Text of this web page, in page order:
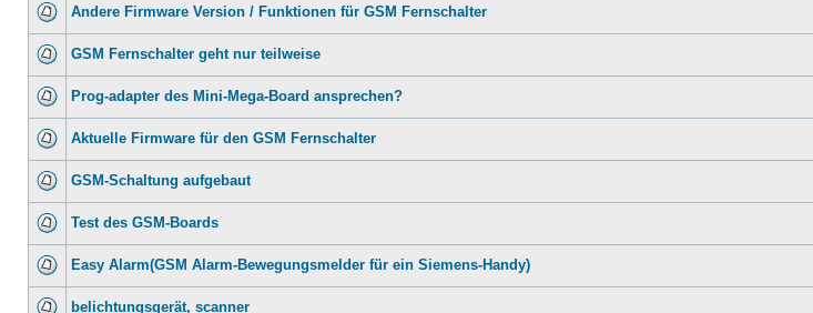
Andere Firmware Version / Funktionen für GSM Fernschalter
GSM Fernschalter geht nur teilweise
Prog-adapter des Mini-Mega-Board ansprechen?
Aktuelle Firmware für den GSM Fernschalter
GSM-Schaltung aufgebaut
Test des GSM-Boards
Easy Alarm(GSM Alarm-Bewegungsmelder für ein Siemens-Handy)
belichtungsgerät, scanner